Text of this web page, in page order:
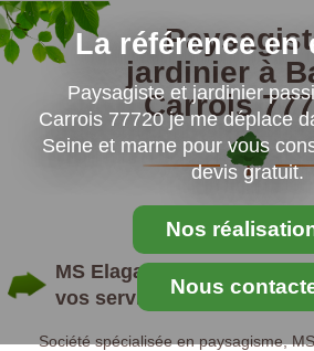
La référence en
Paysagiste et jardinier
Carrois 77720 je me déplace
Seine et marne pour vous
devis gratuit.
Nos
Nous
jardinier à
Carrois
MS Elagage Paysagiste à
vos services de jardinage
Société spécialisée en paysagisme,